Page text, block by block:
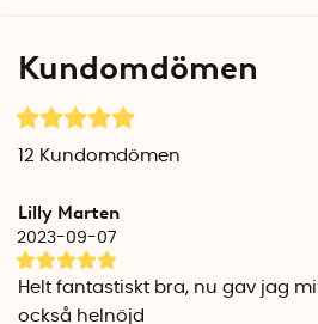
gånger längre än en vanlig svamp.
smutsig kan du köra den i
Kundomdömen
12 Kundomdömen
Lilly Marten
2023-09-07
Helt fantastiskt bra, nu gav jag
också helnöjd